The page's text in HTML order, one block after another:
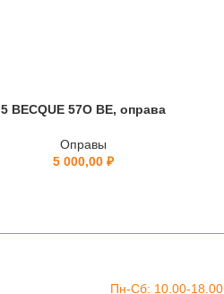
5 BECQUE 57O BE, оправа
Оправы
5 000,00 ₽
Пн-Сб: 10.00-18.00